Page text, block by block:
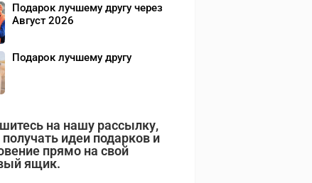
Подарок лучшему другу через
Август 2026
Подарок лучшему другу
на нашу рассылку,
идеи подарков и
прямо на свой
ящик.